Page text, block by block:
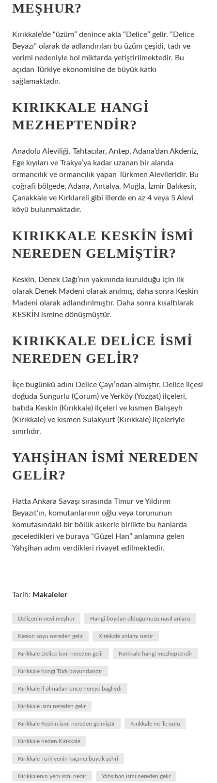
MEŞHUR?
Kırıkkale’de “üzüm” denince akla “Delice” gelir. “Delice
Beyazı” olarak da adlandırılan bu üzüm çeşidi, tadı ve
verimi nedeniyle bol miktarda yetiştirilmektedir. Bu
açıdan Türkiye ekonomisine de büyük katkı
sağlamaktadır.
KIRIKKALE HANGI
MEZHEPTENDIR?
Anadolu Aleviliği. Tahtacılar, Antep, Adana’dan Akdeniz,
Ege kıyıları ve Trakya’ya kadar uzanan bir alanda
ormancılık ve ormancılık yapan Türkmen Alevileridir. Bu
coğrafi bölgede, Adana, Antalya, Muğla, İzmir Balıkesir,
Çanakkale ve Kırklareli gibi illerde en az 4 veya 5 Alevi
köyü bulunmaktadır.
KIRIKKALE KESKIN ISMI
NEREDEN GELMIŞTIR?
Keskin, Denek Dağı’nın yakınında kurulduğu için ilk
olarak Denek Madeni olarak anılmış, daha sonra Keskin
Madeni olarak adlandırılmıştır. Daha sonra kısaltılarak
KESKİN ismine dönüşmüştür.
KIRIKKALE DELICE ISMI
NEREDEN GELIR?
İlçe bugünkü adını Delice Çayı’ndan almıştır. Delice ilçesi
doğuda Sungurlu (Çorum) ve Yerköy (Yozgat) ilçeleri,
batıda Keskin (Kırıkkale) ilçeleri ve kısmen Balışeyh
(Kırıkkale) ve kısmen Sulakyurt (Kırıkkale) ilçeleriyle
sınırlıdır.
YAHŞIHAN ISMI NEREDEN
GELIR?
Hatta Ankara Savaşı sırasında Timur ve Yıldırım
Beyazıt’ın, komutanlarının oğlu veya torununun
komutasındaki bir bölük askerle birlikte bu hanlarda
geceledikleri ve buraya “Güzel Han” anlamına gelen
Yahşihan adını verdikleri rivayet edilmektedir.
Tarih: Makaleler
Deliçenin neyi meşhur Hangi boydan olduğumuzu nasıl anlarız
Keskin soyu nereden gelir Kırıkkale anlamı nedir
Kırıkkale Delice ismi nereden gelir Kırıkkale hangi mezheptendir
Kırıkkale hangi Türk boyundandır
Kırıkkale il olmadan önce nereye bağlıydı
Kırıkkale ismi nereden gelir
Kırıkkale Keskin ismi nereden gelmiştir Kırıkkale ne ile ünlü
Kırıkkale neden Kırıkkale
Kırıkkale Türkiyenin kaçıncı büyük şehri
Kırıkkalenin yeni ismi nedir Yahşihan ismi nereden gelir